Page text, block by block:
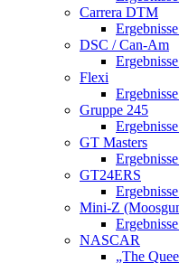
Carrera DTM
DSC / Can-Am
Flexi
Gruppe 245
GT Masters
GT24ERS
Mini-Z
NASCAR
„The